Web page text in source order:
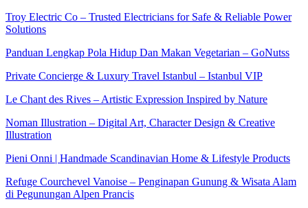
Troy Electric Co – Trusted Electricians for Safe & Reliable Power
Solutions
Panduan Lengkap Pola Hidup Dan Makan Vegetarian – GoNutss
Private Concierge & Luxury Travel Istanbul – Istanbul VIP
Le Chant des Rives – Artistic Expression Inspired by Nature
Noman Illustration – Digital Art, Character Design & Creative
Illustration
Pieni Onni | Handmade Scandinavian Home & Lifestyle Products
Refuge Courchevel Vanoise – Penginapan Gunung & Wisata Alam
di Pegunungan Alpen Prancis